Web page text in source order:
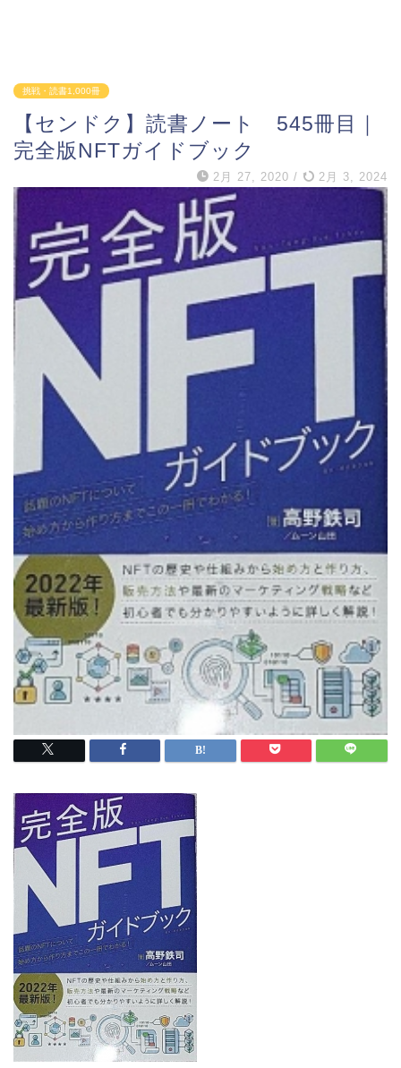
挑戦・読書1,000冊
【センドク】読書ノート 545冊目｜
完全版NFTガイドブック
2月 27, 2020 / 2月 3, 2024